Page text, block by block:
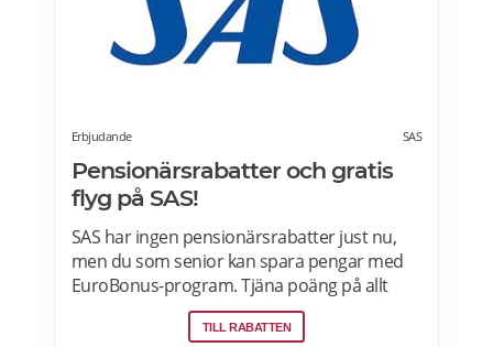
Erbjudande SAS
Pensionärsrabatter och gratis
flyg på SAS!
SAS har ingen pensionärsrabatter just nu,
men du som senior kan spara pengar med
EuroBonus-program. Tjäna poäng på allt
från flygningar till snabbmat och spendera
dem på nästa resa, uppgraderingar och
TILL RABATTEN